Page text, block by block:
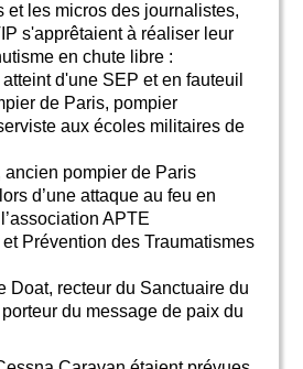
et les micros des journalistes,
s'apprêtaient à réaliser leur
en chute libre :
d'une SEP et en fauteuil
de Paris, pompier
aux écoles militaires de
pompier de Paris
d’une attaque au feu en
APTE
Prévention des Traumatismes
Doat, recteur du Sanctuaire du
du message de paix du